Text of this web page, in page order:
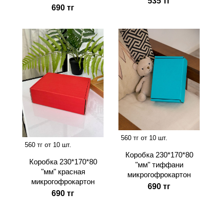
690 тг
560 тг от 10 шт.
Коробка 230*170*80
"мм" красная
микрогофрокартон
690 тг
560 тг от 10 шт.
Коробка 230*170*80
"мм" тиффани
микрогофрокартон
690 тг